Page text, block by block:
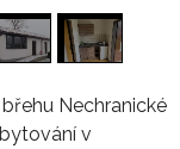
Nechranické
v